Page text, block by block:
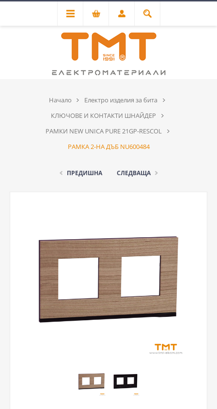
Начало
Електро изделия за бита
КЛЮЧОВЕ И КОНТАКТИ ШНАЙДЕР
РАМКИ NEW UNICA PURE 21GP-RESCOL
РАМКА 2-НА ДЪБ NU600484
ПРЕДИШНА СЛЕДВАЩА